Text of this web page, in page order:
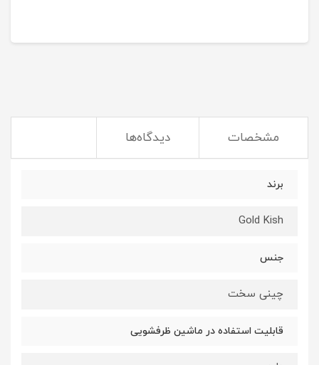
مشخصات دیدگاه‌ها
برند
Gold Kish
جنس
چینی سخت
قابلیت استفاده در ماشین ظرفشویی